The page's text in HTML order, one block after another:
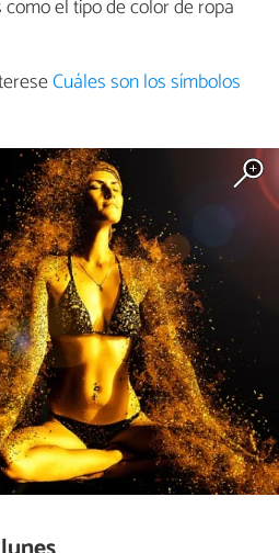
el tipo de color de ropa
Cuáles son los símbolos